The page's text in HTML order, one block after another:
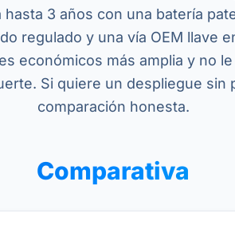
3 años con una batería
regulado y una vía OEM llave
económicos más amplia y no
Si quiere un despliegue sin
comparación honesta.
Comparativa